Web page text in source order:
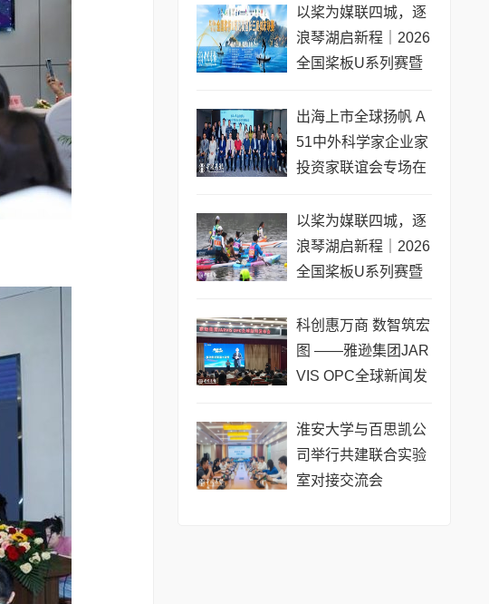
以桨为媒联四城，逐
浪琴湖启新程｜2026
全国桨板U系列赛暨
公开赛（常熟站）即
将开赛
出海上市全球扬帆 A
51中外科学家企业家
投资家联谊会专场在
业境外上市多元服务
以桨为媒联四城，逐
浪琴湖启新程｜2026
全国桨板U系列赛暨
公开赛（常熟站）即
将热力
科创惠万商 数智筑宏
图 ——雅逊集团JAR
VIS OPC全球新闻发
淮安大学与百思凯公
司举行共建联合实验
室对接交流会